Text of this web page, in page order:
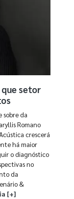
setor
sobre da
Romano
crescerá
há maior
o diagnóstico
no
da
&
[+]